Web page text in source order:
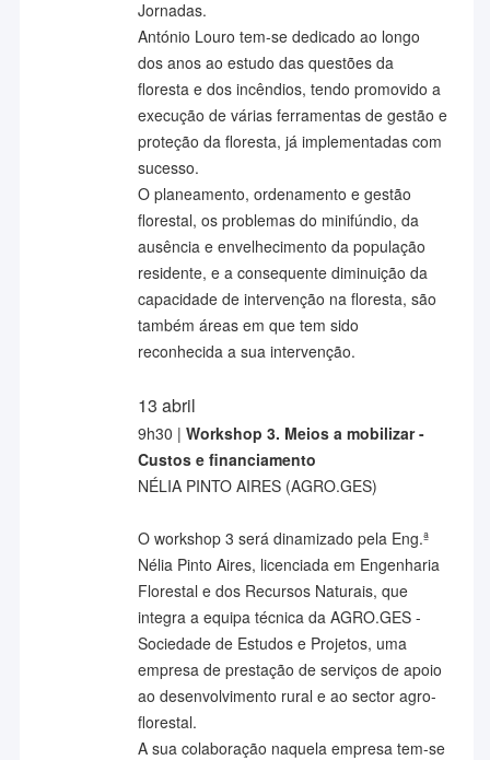
Jornadas.
António Louro tem-se dedicado ao longo
dos anos ao estudo das questões da
floresta e dos incêndios, tendo promovido a
execução de várias ferramentas de gestão e
proteção da floresta, já implementadas com
sucesso.
O planeamento, ordenamento e gestão
florestal, os problemas do minifúndio, da
ausência e envelhecimento da população
residente, e a consequente diminuição da
capacidade de intervenção na floresta, são
também áreas em que tem sido
reconhecida a sua intervenção.
13 abril
9h30 | Workshop 3. Meios a mobilizar -
Custos e financiamento
NÉLIA PINTO AIRES (AGRO.GES)
O workshop 3 será dinamizado pela Eng.ª
Nélia Pinto Aires, licenciada em Engenharia
Florestal e dos Recursos Naturais, que
integra a equipa técnica da AGRO.GES -
Sociedade de Estudos e Projetos, uma
empresa de prestação de serviços de apoio
ao desenvolvimento rural e ao sector agro-
florestal.
A sua colaboração naquela empresa tem-se